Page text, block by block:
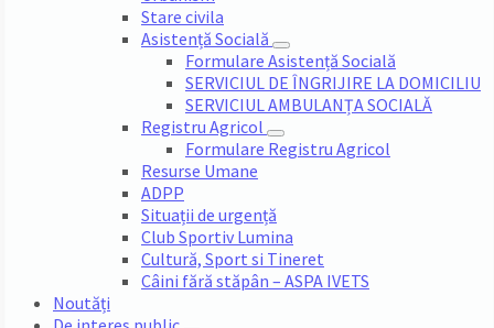
Stare civila
Asistență Socială
Formulare Asistență Socială
SERVICIUL DE ÎNGRIJIRE LA DOMICILIU
SERVICIUL AMBULANȚA SOCIALĂ
Registru Agricol
Formulare Registru Agricol
Resurse Umane
ADPP
Situații de urgență
Club Sportiv Lumina
Cultură, Sport si Tineret
Câini fără stăpân – ASPA IVETS
Noutăți